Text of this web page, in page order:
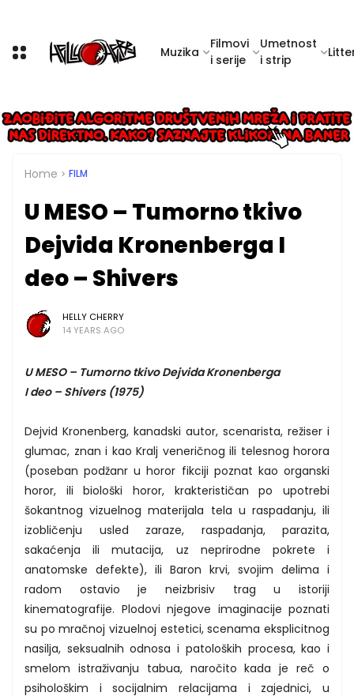
Muzika
Filmovi
i serije
Umetnost
i strip
Home FILM
U MESO – Tumorno tkivo
Dejvida Kronenberga I
deo – Shivers
HELLY CHERRY
14 YEARS AGO
U MESO – Tumorno tkivo Dejvida Kronenberga
I deo – Shivers (1975)
Dejvid Kronenberg, kanadski autor, scenarista, režiser i
glumac, znan i kao Kralj veneričnog ili telesnog horora
(poseban podžanr u horor fikciji poznat kao organski
horor, ili biološki horor, krakterističan po upotrebi
šokantnog vizuelnog materijala tela u raspadanju, ili
izobličenju usled zaraze, raspadanja, parazita,
sakaćenja ili mutacija, uz neprirodne pokrete i
anatomske defekte), ili Baron krvi, svojim delima i
radom ostavio je neizbrisiv trag u istoriji
kinematografije. Plodovi njegove imaginacije poznati
su po mračnoj vizuelnoj estetici, scenama eksplicitnog
nasilja, seksualnih odnosa i patoloških procesa, kao i
smelom istraživanju tabua, naročito kada je reč o
psihološkim i socijalnim relacijama i zajednici, u